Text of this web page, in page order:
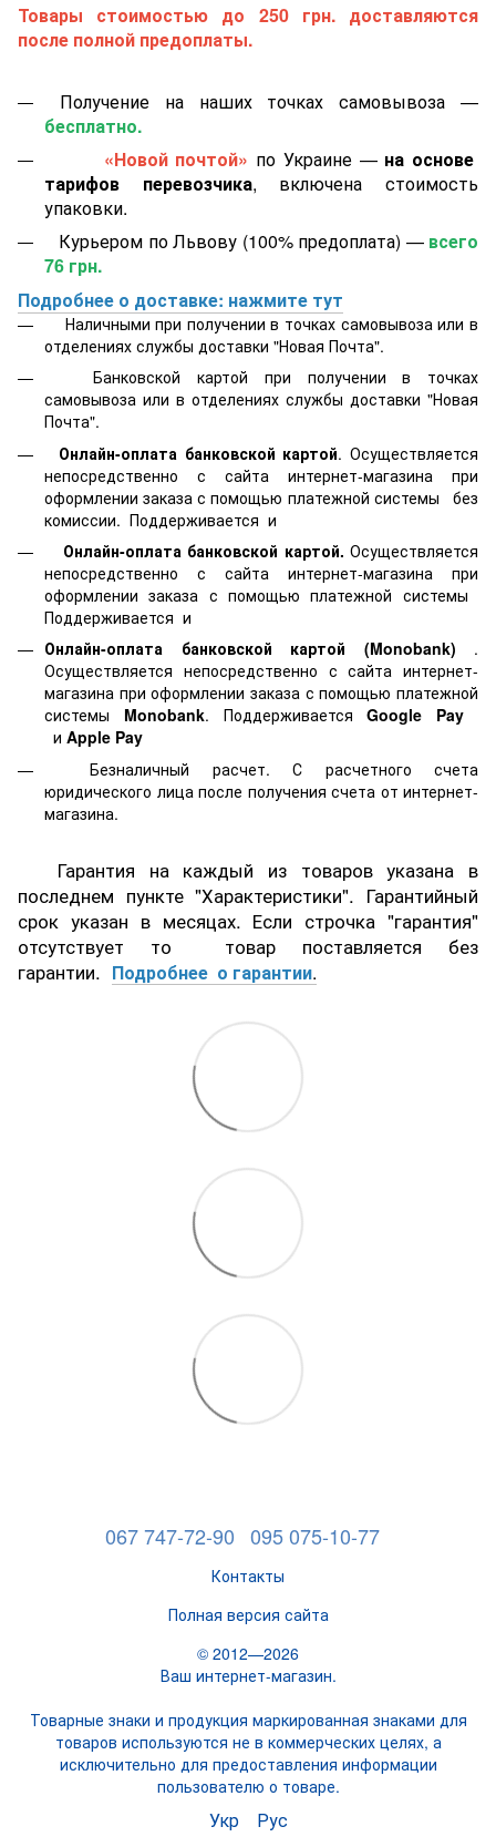
Товары стоимостью до 250 грн. доставляются
после полной предоплаты.
Получение на наших точках самовывоза —
бесплатно.
«Новой почтой» по Украине — на основе
тарифов перевозчика, включена стоимость
упаковки.
Курьером по Львову (100% предоплата) — всего
76 грн.
Подробнее о доставке: нажмите тут
Наличными при получении в точках самовывоза или в
отделениях службы доставки "Новая Почта".
Банковской картой при получении в точках
самовывоза или в отделениях службы доставки "Новая
Почта".
Онлайн-оплата банковской картой. Осуществляется
непосредственно с сайта интернет-магазина при
оформлении заказа с помощью платежной системы
без
комиссии. Поддерживается и
Онлайн-оплата банковской картой. Осуществляется
непосредственно с сайта интернет-магазина при
оформлении заказа с помощью платежной системы
Поддерживается и
Онлайн-оплата банковской картой
(Monobank) .
Осуществляется непосредственно с сайта интернет-
магазина при оформлении заказа с помощью платежной
системы Monobank. ПоддерживаетсяGoogle Pay
и Apple Pay
Безналичный расчет. С расчетного счета
юридического лица после получения счета от интернет-
магазина.
Гарантия на каждый из товаров указана в
последнем пункте "Характеристики". Гарантийный
срок указан в месяцах. Если строчка "гарантия"
отсутствует то товар поставляется без
гарантии. Подробнее о гарантии.
067 747-72-90 095 075-10-77
Контакты
Полная версия сайта
© 2012—2026
Ваш интернет-магазин.
Товарные знаки и продукция маркированная знаками для
товаров используются не в коммерческих целях, а
исключительно для предоставления информации
пользователю о товаре.
Укр Рус